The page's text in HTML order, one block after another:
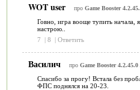
WOT user про Game Booster
Говно, игра вооще тупить
настрою..
7
| 8 | Ответить
Василич про Game Booster 4.2.45.0
Спасибо за прогу! Встала без
ФПС поднялся на 20-23.